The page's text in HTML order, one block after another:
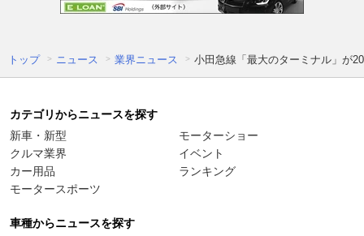
トップ ニュース 業界ニュース 小田急線「最大のターミナル」が
カテゴリからニュースを探す
新車・新型
クルマ業界
カー用品
モータースポーツ
モーターショー
イベント
ランキング
車種からニュースを探す